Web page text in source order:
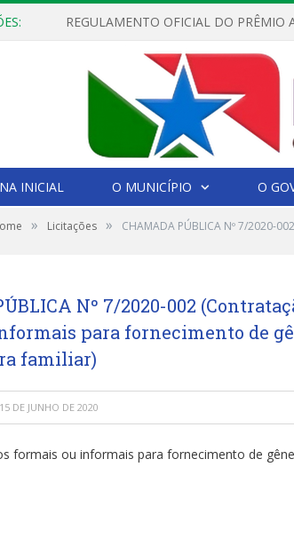
INICIAL O MUNICÍPIO O
» Licitações » CHAMADA PÚBLICA Nº 7/
Nº 7/2020-002
para fornecimento de
familiar)
15 DE JUNHO DE 2020
formais ou informais para fornecimento de